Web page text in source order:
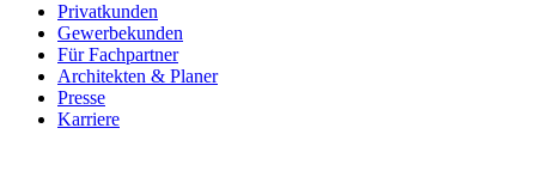
Privatkunden
Gewerbekunden
Für Fachpartner
Architekten & Planer
Presse
Karriere